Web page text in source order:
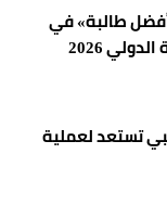
طالبة» في
2026
تستعد لعملية